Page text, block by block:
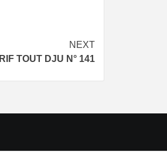
NEXT
RIF TOUT DJU N° 141